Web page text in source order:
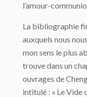
l’amour-
La bibliographie
auxquels nous
mon sens le plus
trouve dans un
ouvrages de
intitulé : « Le Vide